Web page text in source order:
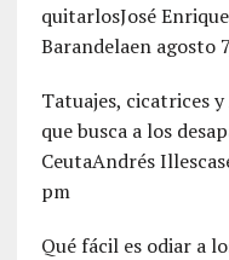
quitarlosJosé
Barandelaen agosto
Tatuajes, cicatrices
que busca a los
CeutaAndrés
pm
Qué fácil es odiar a